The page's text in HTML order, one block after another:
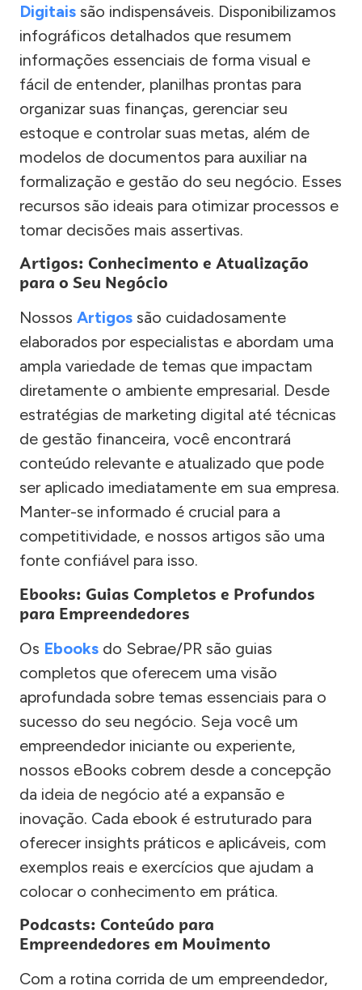
Digitais são indispensáveis. Disponibilizamos
infográficos detalhados que resumem
informações essenciais de forma visual e
fácil de entender, planilhas prontas para
organizar suas finanças, gerenciar seu
estoque e controlar suas metas, além de
modelos de documentos para auxiliar na
formalização e gestão do seu negócio. Esses
recursos são ideais para otimizar processos e
tomar decisões mais assertivas.
Artigos: Conhecimento e Atualização
para o Seu Negócio
Nossos Artigos são cuidadosamente
elaborados por especialistas e abordam uma
ampla variedade de temas que impactam
diretamente o ambiente empresarial. Desde
estratégias de marketing digital até técnicas
de gestão financeira, você encontrará
conteúdo relevante e atualizado que pode
ser aplicado imediatamente em sua empresa.
Manter-se informado é crucial para a
competitividade, e nossos artigos são uma
fonte confiável para isso.
Ebooks: Guias Completos e Profundos
para Empreendedores
Os Ebooks do Sebrae/PR são guias
completos que oferecem uma visão
aprofundada sobre temas essenciais para o
sucesso do seu negócio. Seja você um
empreendedor iniciante ou experiente,
nossos eBooks cobrem desde a concepção
da ideia de negócio até a expansão e
inovação. Cada ebook é estruturado para
oferecer insights práticos e aplicáveis, com
exemplos reais e exercícios que ajudam a
colocar o conhecimento em prática.
Podcasts: Conteúdo para
Empreendedores em Movimento
Com a rotina corrida de um empreendedor,